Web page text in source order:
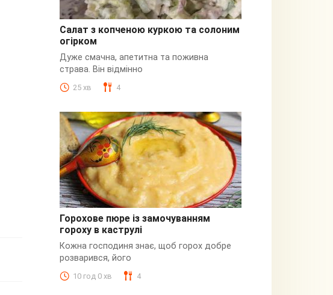
З куркою
Салат з копченою куркою та солоним
огірком
Дуже смачна, апетитна та поживна
страва. Він відмінно
25 хв 4
Пюре
Горохове пюре із замочуванням
гороху в каструлі
Кожна господиня знає, щоб горох добре
розварився, його
10 год 0 хв 4